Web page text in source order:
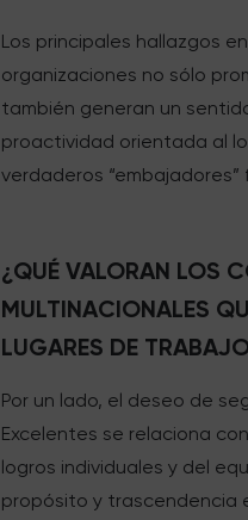
Los principales hallazgos
organizaciones no sólo
también generan un
proactividad orientada al
verdaderos
¿QUÉ VALORAN LOS
MULTINACIONALES
LUGARES DE
Por un lado, el deseo de
Excelentes se relaciona
logros individuales y del
propósito y trascendencia